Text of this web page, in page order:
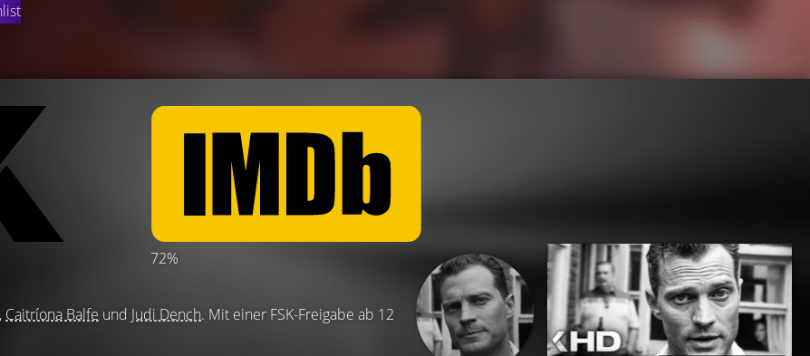
72%
, Caitríona Balfe und Judi Dench. Mit einer FSK-Freigabe ab 12